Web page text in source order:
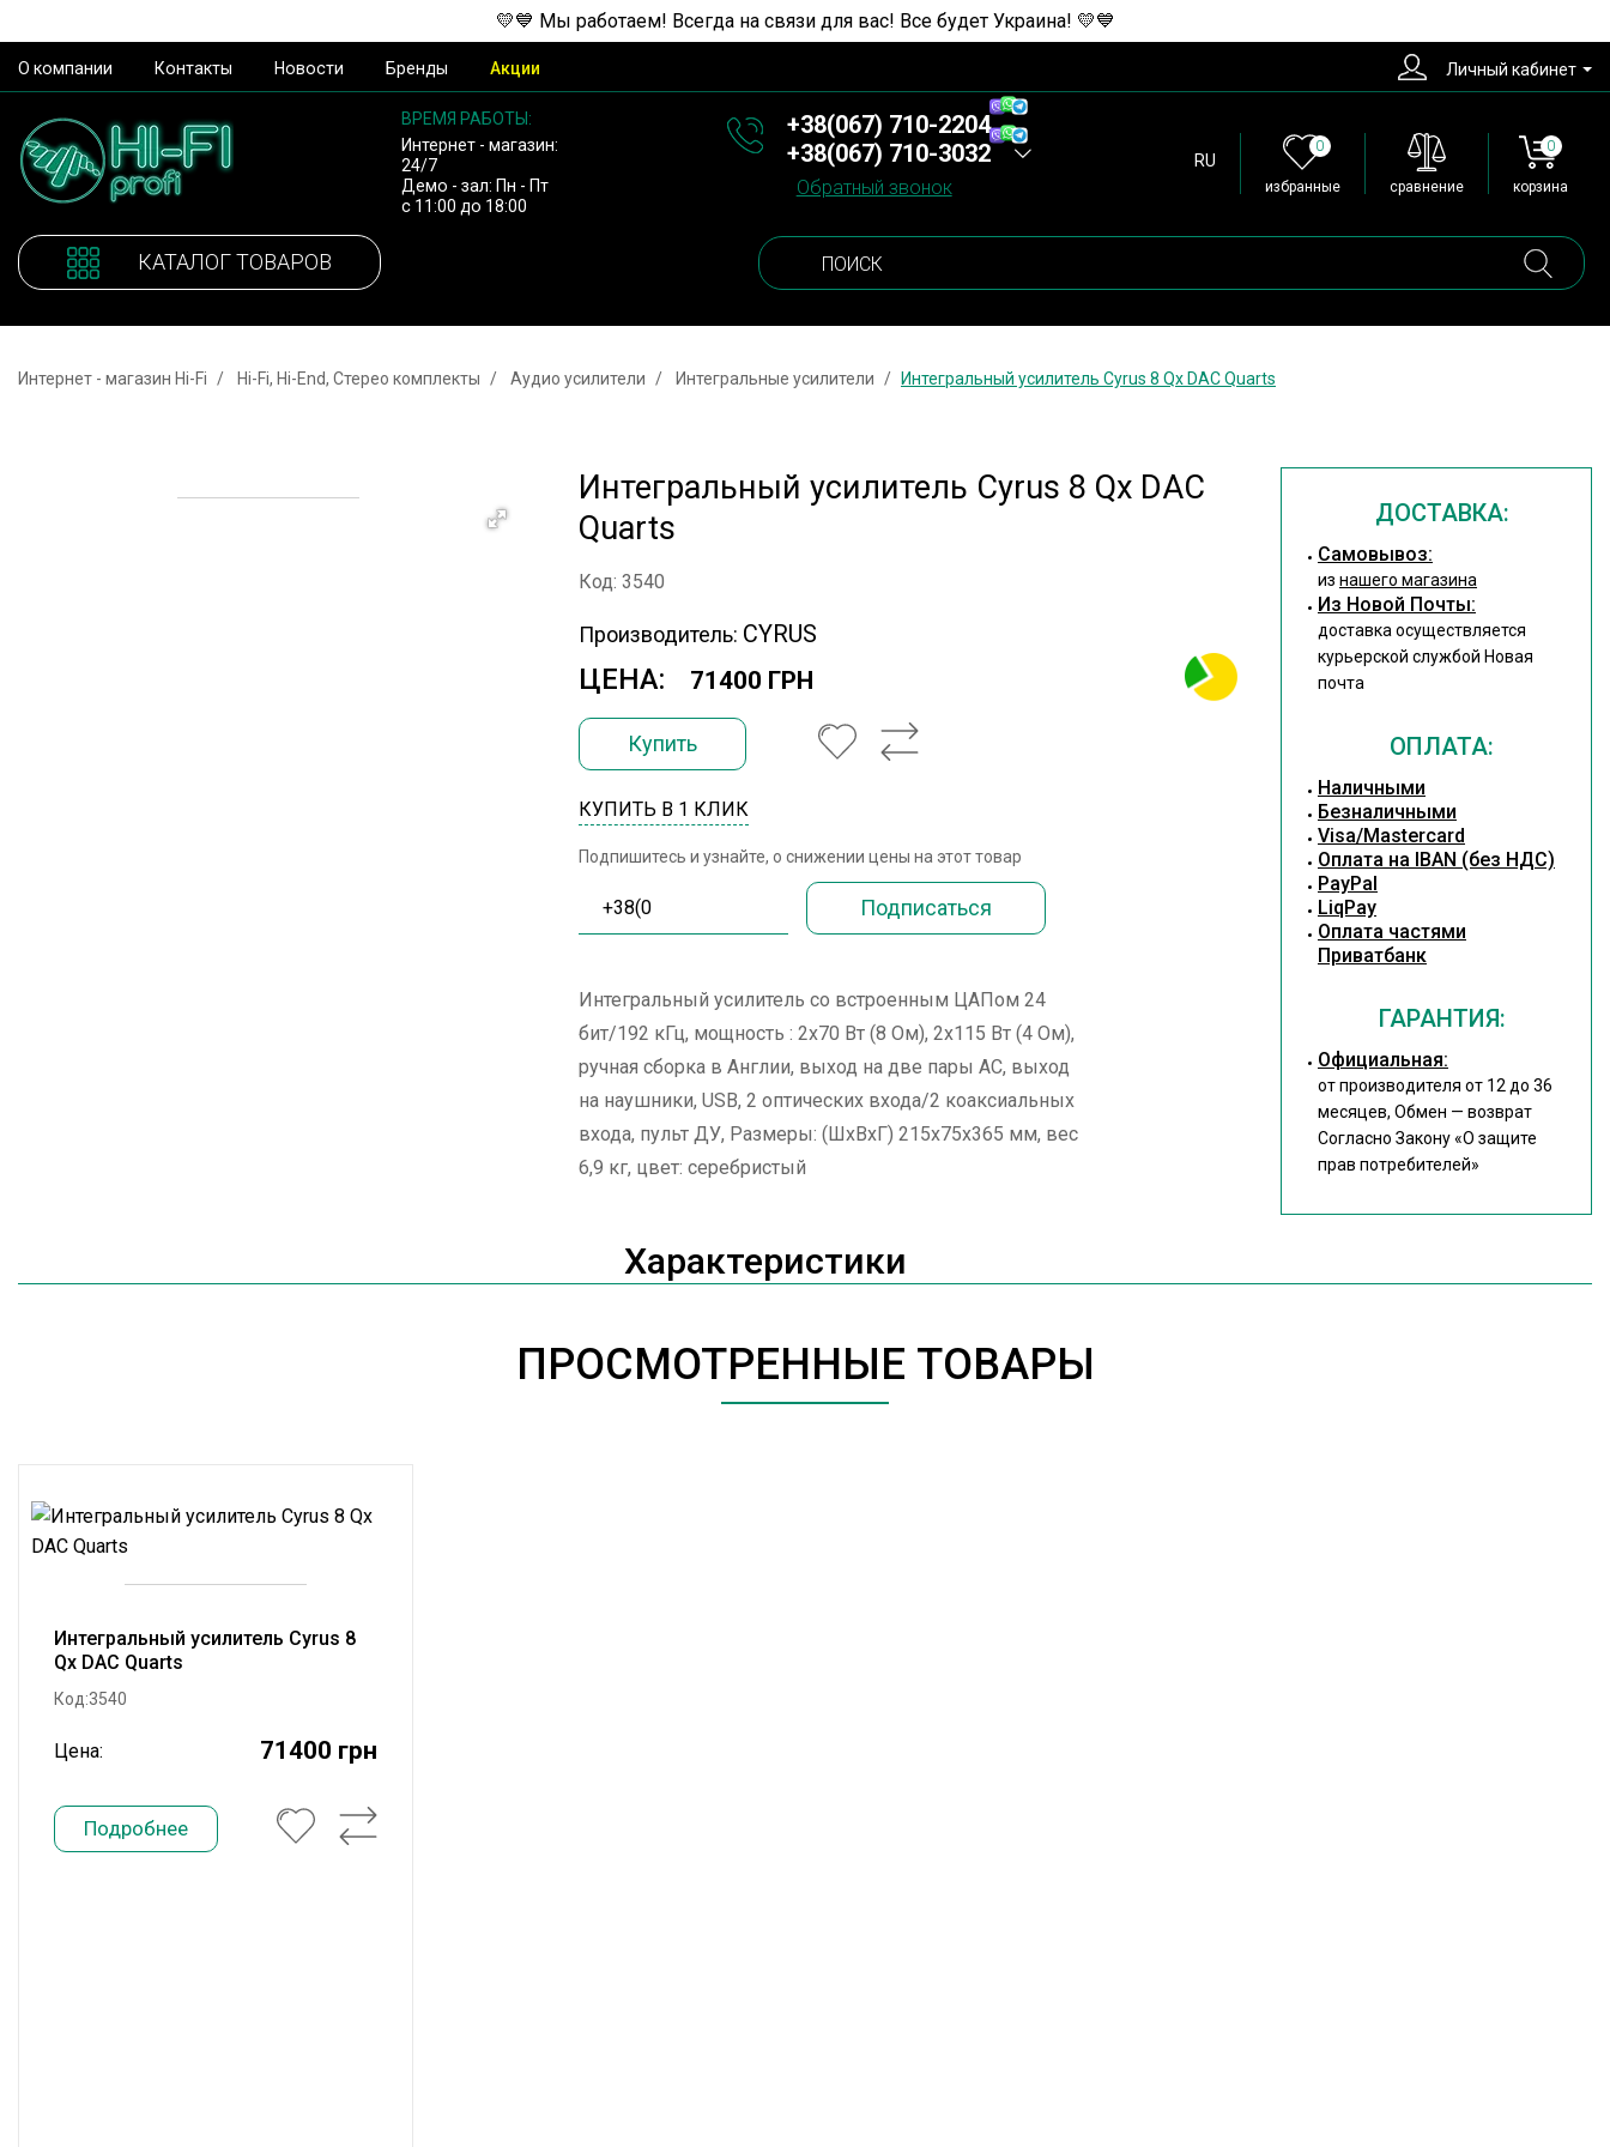
💛💙 Мы работаем! Всегда на связи для вас! Все будет Украина! 💛💙
О компании Контакты Новости Бренды Акции Личный кабинет
ВРЕМЯ РАБОТЫ:
Интернет - магазин:
24/7
Демо - зал: Пн - Пт
с 11:00 до 18:00
+38(067) 710-2204
+38(067) 710-3032
Обратный звонок
RU
0
избранные сравнение
0
корзина
КАТАЛОГ ТОВАРОВ
Интернет - магазин Hi-Fi Hi-Fi, Hi-End, Стерео комплекты Аудио усилители Интегральные усилители Интегральный усилитель Cyrus 8 Qx DAC Quarts
Интегральный усилитель Cyrus 8 Qx DAC
Quarts
Код: 3540
Производитель: CYRUS
ЦЕНА: 71400 ГРН
Купить
КУПИТЬ В 1 КЛИК
Подпишитесь и узнайте, о снижении цены на этот товар
Интегральный усилитель со встроенным ЦАПом 24
бит/192 кГц, мощность : 2х70 Вт (8 Ом), 2х115 Вт (4 Ом),
ручная сборка в Англии, выход на две пары АС, выход
на наушники, USB, 2 оптических входа/2 коаксиальных
входа, пульт ДУ, Размеры: (ШхВхГ) 215x75x365 мм, вес
6,9 кг, цвет: серебристый
ДОСТАВКА:
Cамовывоз:
из нашего магазина
Из Новой Почты:
доставка осуществляется
курьерской службой Новая
почта
ОПЛАТА:
Наличными
Безналичными
Visa/Mastercard
Оплата на IBAN (без НДС)
PayPal
LiqPay
Оплата частями
Приватбанк
ГАРАНТИЯ:
Официальная:
от производителя от 12 до 36
месяцев, Обмен — возврат
Согласно Закону«О защите
прав потребителей»
Характеристики
ПРОСМОТРЕННЫЕ ТОВАРЫ
Интегральный усилитель Cyrus 8
Qx DAC Quarts
Код:3540
Цена: 71400 грн
Подробнее